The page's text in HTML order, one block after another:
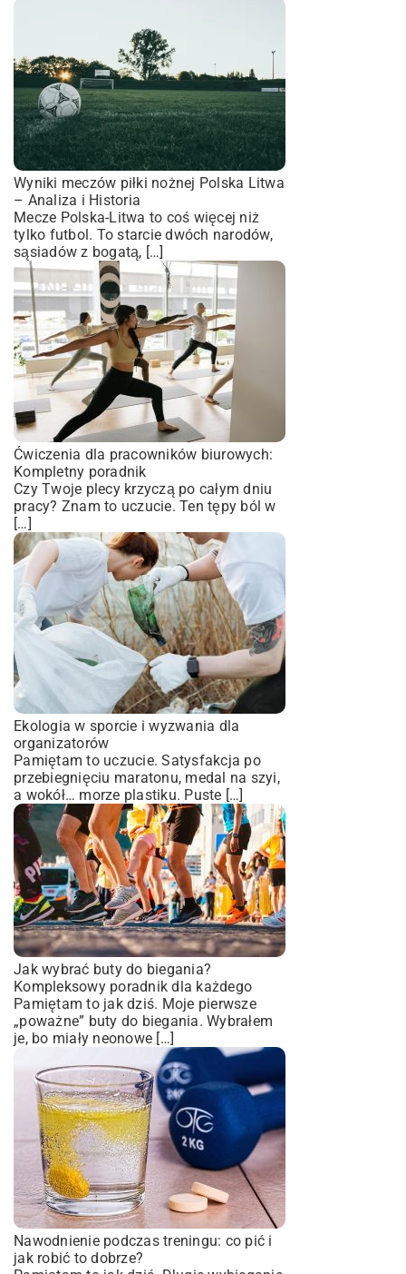
Wyniki meczów piłki nożnej Polska Litwa
– Analiza i Historia
Mecze Polska-Litwa to coś więcej niż
tylko futbol. To starcie dwóch narodów,
sąsiadów z bogatą, […]
Ćwiczenia dla pracowników biurowych:
Kompletny poradnik
Czy Twoje plecy krzyczą po całym dniu
pracy? Znam to uczucie. Ten tępy ból w
[…]
Ekologia w sporcie i wyzwania dla
organizatorów
Pamiętam to uczucie. Satysfakcja po
przebiegnięciu maratonu, medal na szyi,
a wokół… morze plastiku. Puste […]
Jak wybrać buty do biegania?
Kompleksowy poradnik dla każdego
Pamiętam to jak dziś. Moje pierwsze
„poważne” buty do biegania. Wybrałem
je, bo miały neonowe […]
Nawodnienie podczas treningu: co pić i
jak robić to dobrze?